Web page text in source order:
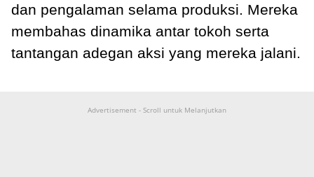
dan pengalaman selama produksi. Mereka
membahas dinamika antar tokoh serta
tantangan adegan aksi yang mereka jalani.
Advertisement - Scroll untuk Melanjutkan